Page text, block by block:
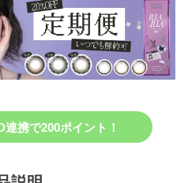
携で200ポイント！